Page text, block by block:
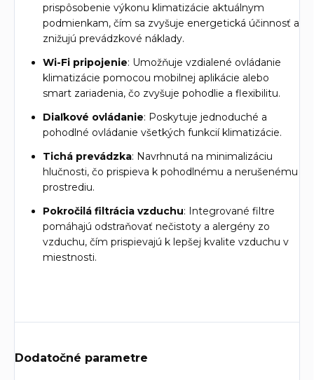
prispôsobenie výkonu klimatizácie aktuálnym
podmienkam, čím sa zvyšuje energetická účinnosť a
znižujú prevádzkové náklady.
Wi-Fi pripojenie: Umožňuje vzdialené ovládanie
klimatizácie pomocou mobilnej aplikácie alebo
smart zariadenia, čo zvyšuje pohodlie a flexibilitu.
Diaľkové ovládanie: Poskytuje jednoduché a
pohodlné ovládanie všetkých funkcií klimatizácie.
Tichá prevádzka: Navrhnutá na minimalizáciu
hlučnosti, čo prispieva k pohodlnému a nerušenému
prostrediu.
Pokročilá filtrácia vzduchu: Integrované filtre
pomáhajú odstraňovať nečistoty a alergény zo
vzduchu, čím prispievajú k lepšej kvalite vzduchu v
miestnosti.
Dodatočné parametre